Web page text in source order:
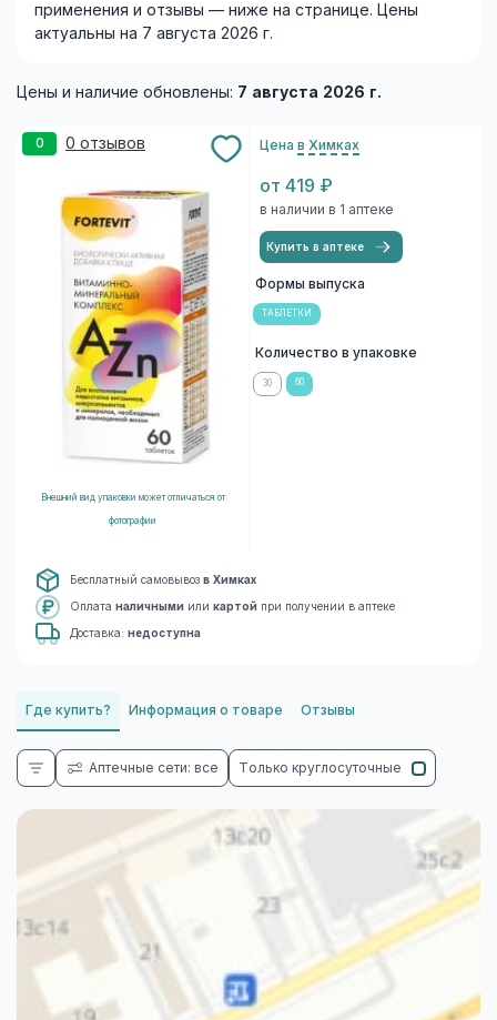
применения и отзывы — ниже на странице. Цены
актуальны на 7 августа 2026 г.
Цены и наличие обновлены: 7 августа 2026 г.
0 0 отзывов
Внешний вид упаковки может отличаться от
фотографии
Цена в Химках
от 419 ₽
в наличии в 1 аптеке
Купить в аптеке
Формы выпуска
ТАБЛЕТКИ
Количество в упаковке
30 60
Бесплатный самовывоз в Химках
Оплата наличными или картой при получении в аптеке
Доставка: недоступна
Где купить? Информация о товаре Отзывы
Аптечные сети: все Только круглосуточные